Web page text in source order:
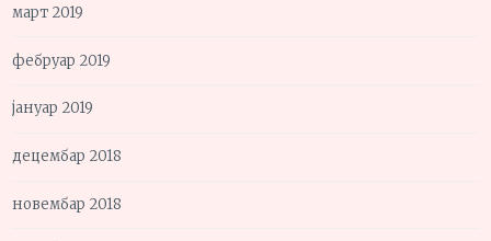
март 2019
фебруар 2019
јануар 2019
децембар 2018
новембар 2018